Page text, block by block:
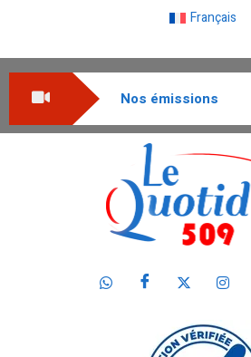
Français
Nos émissions